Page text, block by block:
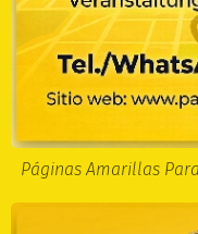
Páginas Amarillas